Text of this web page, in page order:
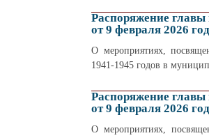
Распоряжение
от 9 февраля 2026
О мероприятиях,
1941-1945 годов в
Распоряжение
от 9 февраля 2026
О мероприятиях,